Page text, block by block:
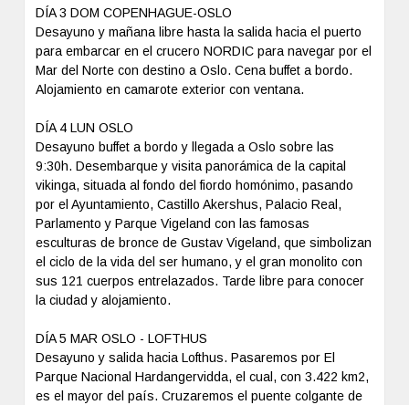
DÍA 3 DOM COPENHAGUE-OSLO
Desayuno y mañana libre hasta la salida hacia el puerto
para embarcar en el crucero NORDIC para navegar por el
Mar del Norte con destino a Oslo. Cena buffet a bordo.
Alojamiento en camarote exterior con ventana.
DÍA 4 LUN OSLO
Desayuno buffet a bordo y llegada a Oslo sobre las
9:30h. Desembarque y visita panorámica de la capital
vikinga, situada al fondo del fiordo homónimo, pasando
por el Ayuntamiento, Castillo Akershus, Palacio Real,
Parlamento y Parque Vigeland con las famosas
esculturas de bronce de Gustav Vigeland, que simbolizan
el ciclo de la vida del ser humano, y el gran monolito con
sus 121 cuerpos entrelazados. Tarde libre para conocer
la ciudad y alojamiento.
DÍA 5 MAR OSLO - LOFTHUS
Desayuno y salida hacia Lofthus. Pasaremos por El
Parque Nacional Hardangervidda, el cual, con 3.422 km2,
es el mayor del país. Cruzaremos el puente colgante de